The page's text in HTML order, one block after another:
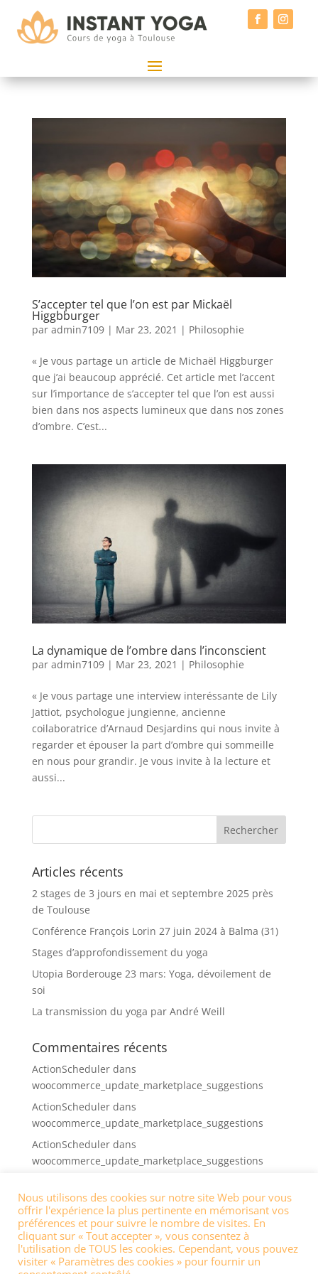
S’accepter tel que l’on est par Mickaël
Higgbburger
par admin7109| Mar 23, 2021 | Philosophie
« Je vous partage un article de Michaël Higgburger
que j’ai beaucoup apprécié. Cet article met l’accent
sur l’importance de s’accepter tel que l’on est aussi
bien dans nos aspects lumineux que dans nos zones
d’ombre. C’est...
La dynamique de l’ombre dans l’inconscient
par admin7109| Mar 23, 2021 | Philosophie
« Je vous partage une interview interéssante de Lily
Jattiot, psychologue jungienne, ancienne
coilaboratrice d’Arnaud Desjardins qui nous invite à
regarder et épouser la part d’ombre qui sommeille
en nous pour grandir. Je vous invite à la lecture et
aussi...
Articles récents
2 stages de 3 jours en mai et septembre 2025 près
de Toulouse
Conférence François Lorin 27 juin 2024 à Balma (31)
Stages d’approfondissement du yoga
Utopia Borderouge 23 mars: Yoga, dévoilement de
soi
La transmission du yoga par André Weill
Commentaires récents
ActionSchedulerdans
woocommerce_update_marketplace_suggestions
ActionSchedulerdans
woocommerce_update_marketplace_suggestions
ActionSchedulerdans
woocommerce_update_marketplace_suggestions
woocommerce_update_marketplace_suggestions
ActionSchedulerdans
woocommerce_update_marketplace_suggestions
Nous utilisons des cookies sur notre site Web pour vous
offrir l'expérience la plus pertinente en mémorisant vos
préférences et pour suivre le nombre de visites. En
cliquant sur « Tout accepter », vous consentez à
l'utilisation de TOUS les cookies. Cependant, vous pouvez
visiter « Paramètres des cookies » pour fournir un